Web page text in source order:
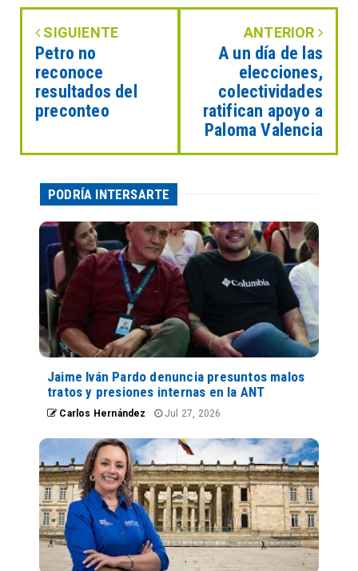
SIGUIENTE
Petro no
reconoce
resultados del
preconteo
ANTERIOR
A un día de las
elecciones,
colectividades
ratifican apoyo a
Paloma Valencia
PODRÍA INTERSARTE
Jaime Iván Pardo denuncia presuntos malos
tratos y presiones internas en la ANT
Carlos Hernández Jul 27, 2026